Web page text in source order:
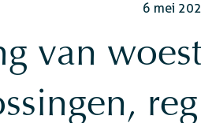
6 mei
van